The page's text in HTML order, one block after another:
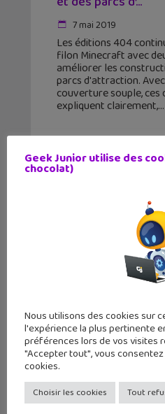
7 mai 2019
Les éditions 404
filon Minecraft avec
améliorer les
parcs d'attraction.
couverture souple, ces
expliquent clairement,
« Eva Stories » : et
Instagram pendant
6 mai 2019
Comment expliquer la
Geek Junior utilise des
chocolat)
Nous utilisons des cookies sur
l'expérience la plus pertinente
préférences lors de vos visites
"Accepter tout", vous
cookies.
Choisir les cookies Tout